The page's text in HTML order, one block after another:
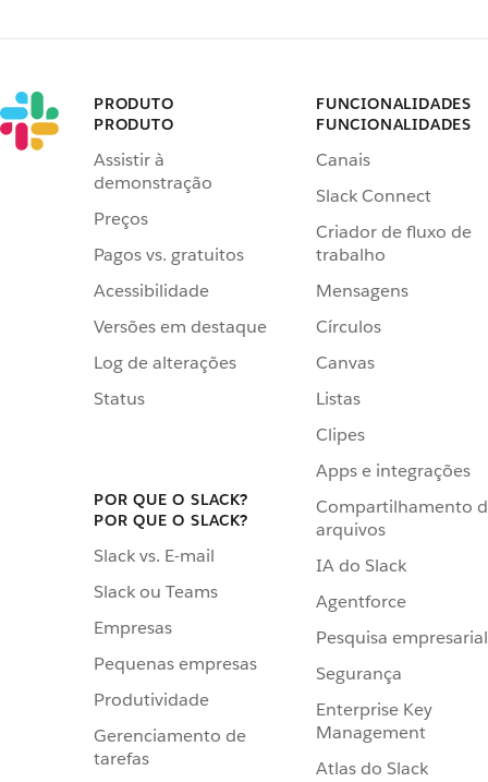
PRODUTO
PRODUTO
Assistir à
demonstração
Preços
Pagos vs. gratuitos
Acessibilidade
Versões em destaque
Log de alterações
Status
POR QUE O SLACK?
POR QUE O SLACK?
Slack vs. E-mail
Slack ou Teams
Empresas
Pequenas empresas
Produtividade
Gerenciamento de
tarefas
FUNCIONALIDADES
FUNCIONALIDADES
Canais
Slack Connect
Criador de fluxo de
trabalho
Mensagens
Círculos
Canvas
Listas
Clipes
Apps e integrações
Compartilhamento
arquivos
IA do Slack
Agentforce
Pesquisa empresarial
Segurança
Enterprise Key
Management
Atlas do Slack